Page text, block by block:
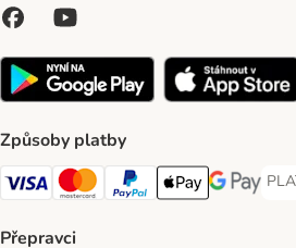
Způsoby platby
Visa Payment Method
Mastercard Payment Method
PayPal Payment Method
Apple pay Payment
GooglePay
Přepravci